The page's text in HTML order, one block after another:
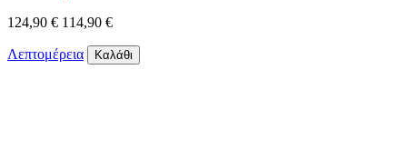
124,90 € 114,90 €
Λεπτομέρεια Καλάθι